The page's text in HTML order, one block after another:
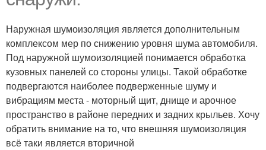
Наружная шумоизоляция является дополнительным
комплексом мер по снижению уровня шума автомобиля.
Под наружной шумоизоляцией понимается обработка
кузовных панелей со стороны улицы. Такой обработке
подвергаются наиболее подверженные шуму и
вибрациям места - моторный щит, днище и арочное
пространство в районе передних и задних крыльев. Хочу
обратить внимание на то, что внешняя шумоизоляция
всё таки является вторичной